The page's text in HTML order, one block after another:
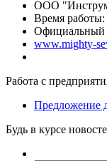
ООО
Время
Официальный
www.mighty-
Работа с
Предложение
Будь в курсе